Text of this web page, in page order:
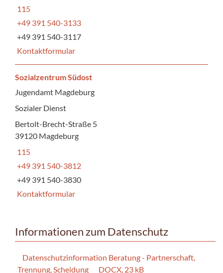
115
+49 391 540-3133
+49 391 540-3117
Kontaktformular
Sozialzentrum Südost
Jugendamt Magdeburg
Sozialer Dienst
Bertolt-Brecht-Straße 5
39120 Magdeburg
115
+49 391 540-3812
+49 391 540-3830
Kontaktformular
Informationen zum Datenschutz
Datenschutzinformation Beratung - Partnerschaft,
Trennung, Scheidung
DOCX, 23 kB